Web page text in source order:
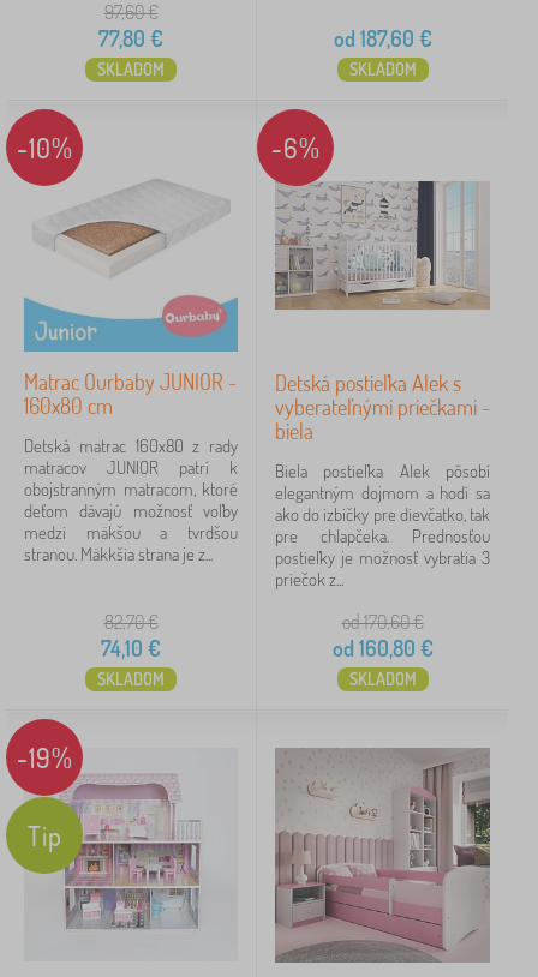
97,60€
77,80 €
SKLADOM
od 187,60 €
SKLADOM
-10%
Matrac Ourbaby JUNIOR -
160x80 cm
Detská matrac 160x80 z rady
matracov JUNIOR patrí k
obojstranným matracom, ktoré
deťom dávajú možnosť voľby
medzi mäkšou a tvrdšou
stranou. Mäkkšia strana je z...
82,70€
74,10 €
SKLADOM
-6%
Detská postieľka Alek s
vyberateľnými priečkami -
biela
Biela postieľka Alek pôsobí
elegantným dojmom a hodí sa
ako do izbičky pre dievčatko, tak
pre chlapčeka. Prednosťou
postieľky je možnosť vybratia 3
priečok z...
od 170,60€
od 160,80 €
SKLADOM
-19%
Tip